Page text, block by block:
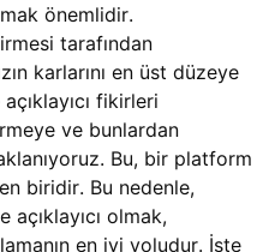
önemlidir.
tarafından
karlarını en üst düzeye
fikirleri
ve bunlardan
Bu, bir platform
biridir. Bu nedenle,
olmak,
en iyi yoludur. İşte